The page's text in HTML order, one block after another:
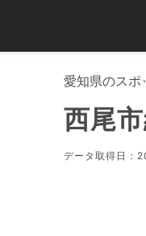
愛知県のスポ
西尾
データ取得日：